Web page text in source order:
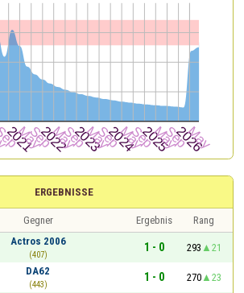
ERGEBNISSE
Gegner Ergebnis
Rang
Actros 2006
(407)
1 - 0 293
21
DA62
(443)
1 - 0 270
23